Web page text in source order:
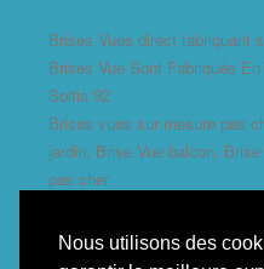
Nous utilisons des
Brises Vues direct fabriquant
Brises Vue Sont Fabriqués
Soltis 92
Brises vues sur mesure pas
jardin, Brise Vue balcon,
pas cher